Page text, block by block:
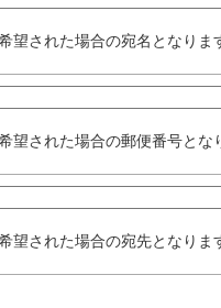
望された場合の宛名となりま
望された場合の郵便番号とな
望された場合の宛先となりま